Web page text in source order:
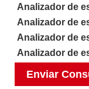
Analizador de
Analizador de
Analizador de
Analizador de
Enviar